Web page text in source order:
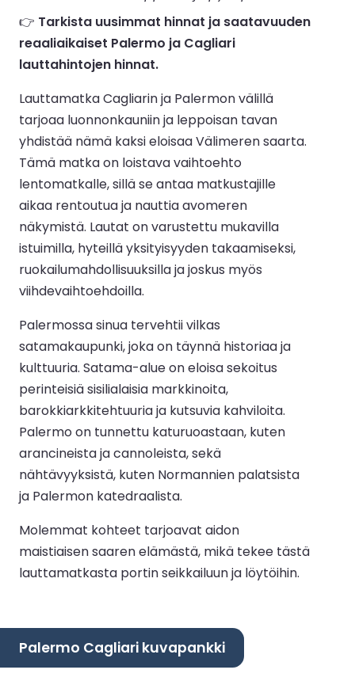
👉 Tarkista uusimmat hinnat ja saatavuuden
reaaliaikaiset Palermo ja Cagliari
lauttahintojen hinnat.
Lauttamatka Cagliarin ja Palermon välillä
tarjoaa luonnonkauniin ja leppoisan tavan
yhdistää nämä kaksi eloisaa Välimeren saarta.
Tämä matka on loistava vaihtoehto
lentomatkalle, sillä se antaa matkustajille
aikaa rentoutua ja nauttia avomeren
näkymistä. Lautat on varustettu mukavilla
istuimilla, hyteillä yksityisyyden takaamiseksi,
ruokailumahdollisuuksilla ja joskus myös
viihdevaihtoehdoilla.
Palermossa sinua tervehtii vilkas
satamakaupunki, joka on täynnä historiaa ja
kulttuuria. Satama-alue on eloisa sekoitus
perinteisiä sisilialaisia markkinoita,
barokkiarkkitehtuuria ja kutsuvia kahviloita.
Palermo on tunnettu katuruoastaan, kuten
arancineista ja cannoleista, sekä
nähtävyyksistä, kuten Normannien palatsista
ja Palermon katedraalista.
Molemmat kohteet tarjoavat aidon
maistiaisen saaren elämästä, mikä tekee tästä
lauttamatkasta portin seikkailuun ja löytöihin.
Palermo Cagliari kuvapankki